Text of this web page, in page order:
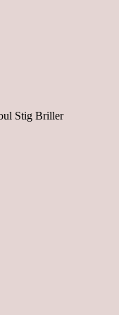
Stig Briller